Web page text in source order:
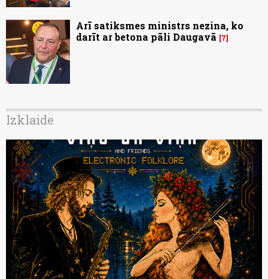
Arī satiksmes ministrs nezina, ko
darīt ar betona pāli Daugavā
7
Izklaide